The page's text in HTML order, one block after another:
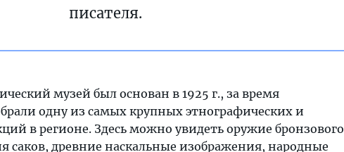
писателя.
музей был основан в 1925 г., за время
одну из самых крупных этнографических и
в регионе. Здесь можно увидеть оружие бронзового
саков, древние наскальные изображения, народные